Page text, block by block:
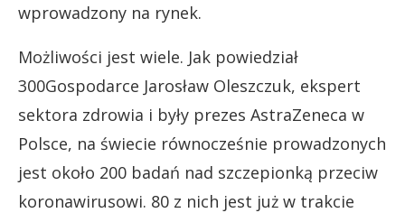
wprowadzony na rynek.
Możliwości jest wiele. Jak powiedział
300Gospodarce Jarosław Oleszczuk, ekspert
sektora zdrowia i były prezes AstraZeneca w
Polsce, na świecie równocześnie prowadzonych
jest około 200 badań nad szczepionką przeciw
koronawirusowi. 80 z nich jest już w trakcie